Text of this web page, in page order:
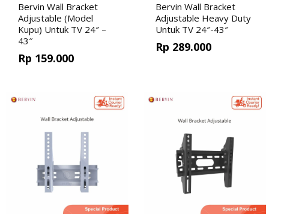
Bervin Wall Bracket
Adjustable (Model
Kupu) Untuk TV 24″ –
43″
Rp 159.000
Bervin Wall Bracket
Adjustable Heavy Duty
Untuk TV 24″-43″
Rp 289.000